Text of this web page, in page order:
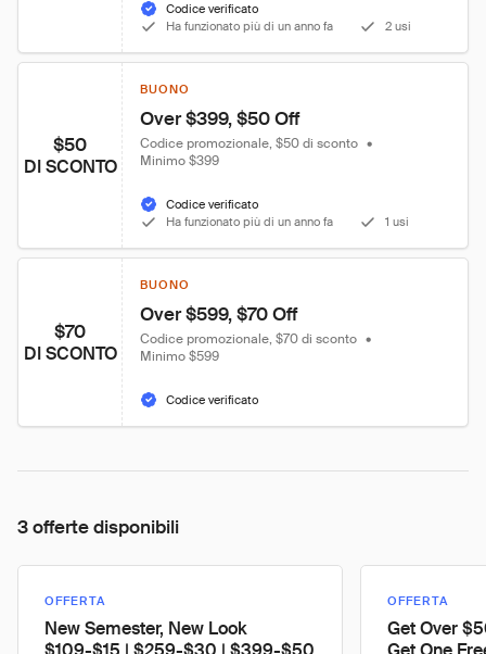
Codice verificato
Ha funzionato più di un anno fa
2 usi
$50
DI SCONTO
BUONO
Over $399, $50 Off
Codice promozionale, $50 di sconto •
Minimo $399
Codice verificato
Ha funzionato più di un anno fa
1 usi
$70
DI SCONTO
BUONO
Over $599, $70 Off
Codice promozionale, $70 di sconto •
Minimo $599
Codice verificato
3 offerte disponibili
OFFERTA
New Semester, New Look
OFFERTA
Get Over